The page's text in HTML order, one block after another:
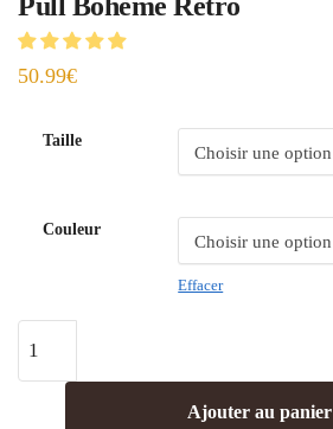
50.99€
Taille
Couleur
Effacer
Ajouter au panier